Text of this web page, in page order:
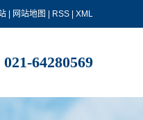
网站地图 RSS XML
021-64280569